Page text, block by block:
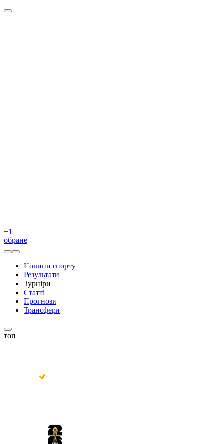
+1
обране
Новини спорту
Результати
Турніри
Статті
Прогнози
Трансфери
топ